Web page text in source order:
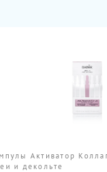
Активатор
и декольте